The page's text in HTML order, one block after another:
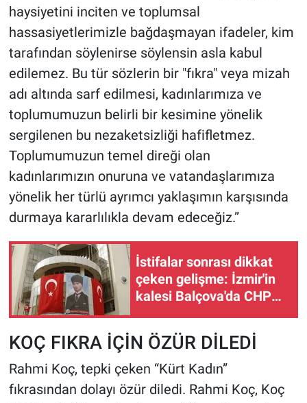
haysiyetini inciten ve toplumsal
hassasiyetlerimizle bağdaşmayan ifadeler, kim
tarafından söylenirse söylensin asla kabul
edilemez. Bu tür sözlerin bir "fıkra" veya mizah
adı altında sarf edilmesi, kadınlarımıza ve
toplumumuzun belirli bir kesimine yönelik
sergilenen bu nezaketsizliği hafifletmez.
Toplumumuzun temel direği olan
kadınlarımızın onuruna ve vatandaşlarımıza
yönelik her türlü ayrımcı yaklaşımın karşısında
durmaya kararlılıkla devam edeceğiz.”
İstifalar sonrası dikkat
çeken gelişme: İzmir'in
kalesi Balçova'da CHP
KOÇ FIKRA İÇİN ÖZÜR DİLEDİ
Rahmi Koç, tepki çeken “Kürt Kadın”
fıkrasından dolayı özür diledi. Rahmi Koç, Koç